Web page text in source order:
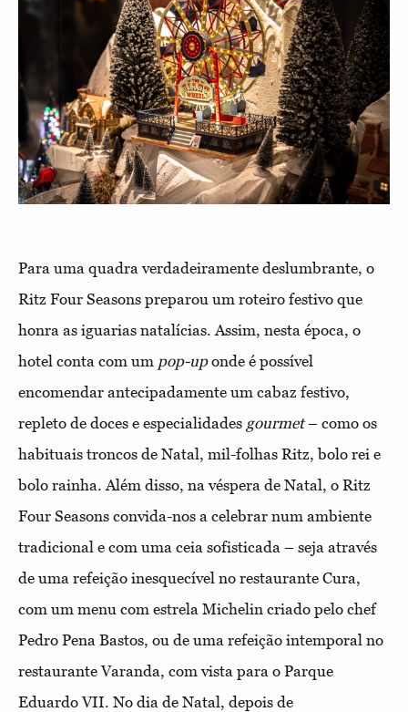
Para uma quadra verdadeiramente deslumbrante, o
Ritz Four Seasons preparou um roteiro festivo que
honra as iguarias natalícias. Assim, nesta época, o
hotel conta com um pop-uponde é possível
encomendar antecipadamente um cabaz festivo,
repleto de doces e especialidades gourmet– como os
habituais troncos de Natal, mil-folhas Ritz, bolo rei e
bolo rainha. Além disso, na véspera de Natal, o Ritz
Four Seasons convida-nos a celebrar num ambiente
tradicional e com uma ceia sofisticada – seja através
de uma refeição inesquecível no restaurante Cura,
com um menu com estrela Michelin criado pelo chef
Pedro Pena Bastos, ou de uma refeição intemporal no
restaurante Varanda, com vista para o Parque
Eduardo VII. No dia de Natal, depois de